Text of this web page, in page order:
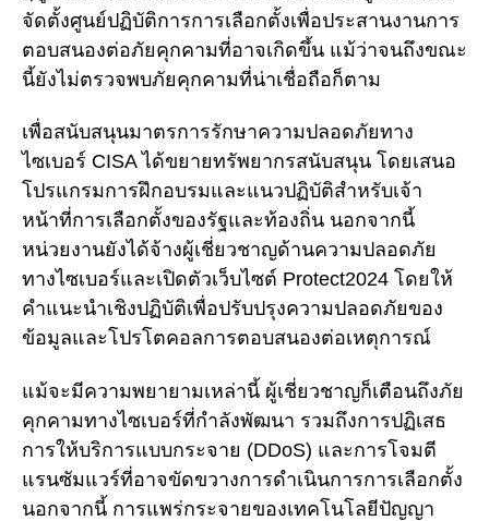
จัดตั้งศูนย์ปฏิบัติการการเลือกตั้งเพื่อประสานงานการ
ตอบสนองต่อภัยคุกคามที่อาจเกิดขึ้น แม้ว่าจนถึงขณะ
นี้ยังไม่ตรวจพบภัยคุกคามที่น่าเชื่อถือก็ตาม
เพื่อสนับสนุนมาตรการรักษาความปลอดภัยทาง
ไซเบอร์ CISA ได้ขยายทรัพยากรสนับสนุน โดยเสนอ
โปรแกรมการฝึกอบรมและแนวปฏิบัติสำหรับเจ้า
หน้าที่การเลือกตั้งของรัฐและท้องถิ่น นอกจากนี้
หน่วยงานยังได้จ้างผู้เชี่ยวชาญด้านความปลอดภัย
ทางไซเบอร์และเปิดตัวเว็บไซต์ Protect2024 โดยให้
คำแนะนำเชิงปฏิบัติเพื่อปรับปรุงความปลอดภัยของ
ข้อมูลและโปรโตคอลการตอบสนองต่อเหตุการณ์
แม้จะมีความพยายามเหล่านี้ ผู้เชี่ยวชาญก็เตือนถึงภัย
คุกคามทางไซเบอร์ที่กำลังพัฒนา รวมถึงการปฏิเสธ
การให้บริการแบบกระจาย (DDoS) และการโจมตี
แรนซัมแวร์ที่อาจขัดขวางการดำเนินการการเลือกตั้ง
นอกจากนี้ การแพร่กระจายของเทคโนโลยีปัญญา